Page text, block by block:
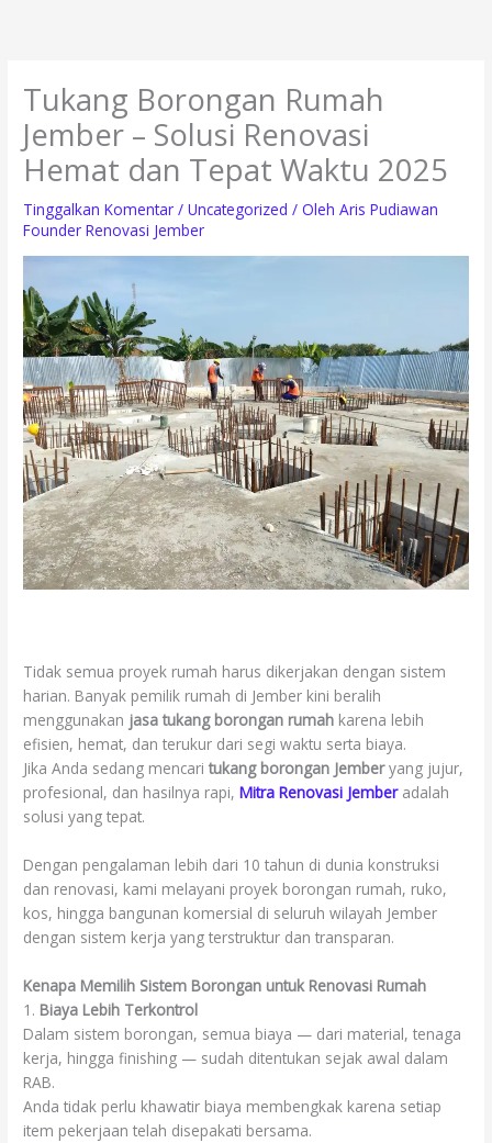
Tukang Borongan Rumah
Jember – Solusi Renovasi
Hemat dan Tepat Waktu 2025
Tinggalkan Komentar /Uncategorized / OlehAris Pudiawan
Founder Renovasi Jember
Tidak semua proyek rumah harus dikerjakan dengan sistem
harian. Banyak pemilik rumah di Jember kini beralih
menggunakan jasa tukang borongan rumah karena lebih
efisien, hemat, dan terukur dari segi waktu serta biaya.
Jika Anda sedang mencaritukang borongan Jemberyang jujur,
profesional, dan hasilnya rapi,Mitra Renovasi Jemberadalah
solusi yang tepat.
Dengan pengalaman lebih dari 10 tahun di dunia konstruksi
dan renovasi, kami melayani proyek borongan rumah, ruko,
kos, hingga bangunan komersial di seluruh wilayah Jember
dengan sistem kerja yang terstruktur dan transparan.
Kenapa Memilih Sistem Borongan untuk Renovasi Rumah
1. Biaya Lebih Terkontrol
Dalam sistem borongan, semua biaya — dari material, tenaga
kerja, hingga finishing — sudah ditentukan sejak awal dalam
RAB.
Anda tidak perlu khawatir biaya membengkak karena setiap
item pekerjaan telah disepakati bersama.